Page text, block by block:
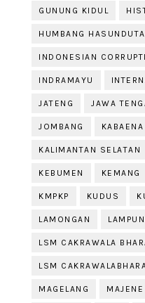
GUNUNG KIDUL
HUMBANG
INDONESIAN
INDRAMAYU
JATENG JAWA
JOMBANG KABAENA
KALIMANTAN SELATAN
KEBUMEN KEMANG
KMPKP KUDUS
LAMONGAN
LSM CAKRAWALA
LSM
MAGELANG MAJENE